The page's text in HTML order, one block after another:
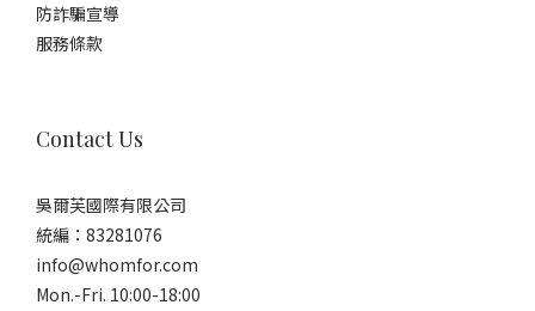
防詐騙宣導
服務條款
Contact Us
吳爾芙國際有限公司
統編：83281076
info@whomfor.com
Mon.-Fri. 10:00-18:00